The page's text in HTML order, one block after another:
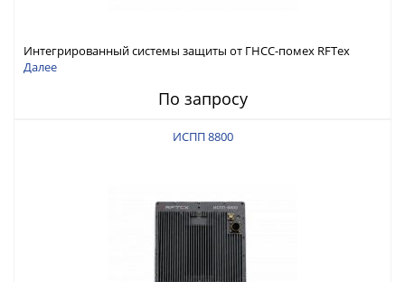
Интегрированный системы защиты от ГНСС-помех RFТех
ИСПП 8900
Далее
По запросу
ИСПП 8800